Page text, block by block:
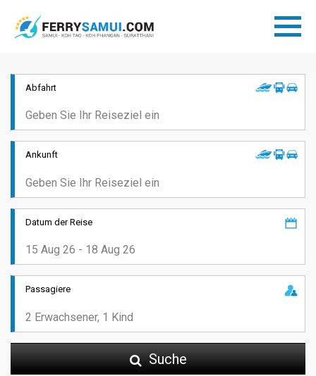
Abfahrt
Ankunft
Datum der Reise
Passagiere
Suche